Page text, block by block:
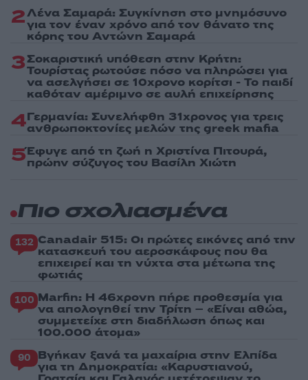
2Λένα Σαμαρά: Συγκίνηση στο μνημόσυνο
για τον έναν χρόνο από τον θάνατο της
κόρης του Αντώνη Σαμαρά
3Σοκαριστική υπόθεση στην Κρήτη:
Τουρίστας ρωτούσε πόσο να πληρώσει για
να ασελγήσει σε 10χρονο κορίτσι - Το παιδί
καθόταν αμέριμνο σε αυλή επιχείρησης
4Γερμανία: Συνελήφθη 31χρονος για τρεις
ανθρωποκτονίες μελών της greek mafia
5Έφυγε από τη ζωή η Χριστίνα Πιτουρά,
πρώην σύζυγος του Βασίλη Χιώτη
Πιο σχολιασμένα
132 Canadair 515: Οι πρώτες εικόνες από την
κατασκευή του αεροσκάφους που θα
επιχειρεί και τη νύχτα στα μέτωπα της
φωτιάς
100 Marfin: Η 46χρονη πήρε προθεσμία για
να απολογηθεί την Τρίτη – «Είναι αθώα,
συμμετείχε στη διαδήλωση όπως και
100.000 άτομα»
90 Βγήκαν ξανά τα μαχαίρια στην Ελπίδα
για τη Δημοκρατία: «Καρυστιανού,